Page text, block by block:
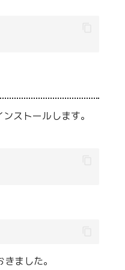
ストールします。
ました。